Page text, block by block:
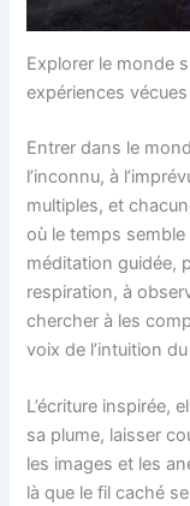
Explorer le monde
expériences vécues
Entrer dans le
l’inconnu, à
multiples, et
où le temps
méditation guidée,
respiration, à
chercher à les
voix de l’intuition
L’écriture inspirée,
sa plume, laisser
les images et les
là que le fil caché